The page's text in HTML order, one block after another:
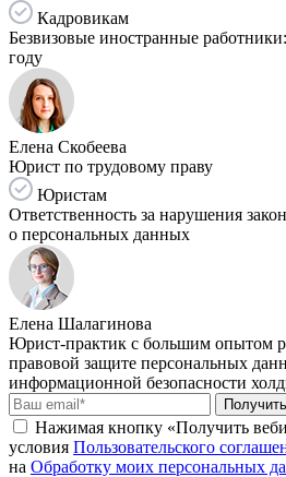
Кадровикам
Безвизовые иностранные
году
Елена Скобеева
Юрист по трудовому праву
Юристам
Ответственность за нарушения
о персональных данных
Елена Шалагинова
Юрист-практик с большим опытом
правовой защите персональных
информационной безопасности
Нажимая кнопку «Получить
условия Пользовательского
на Обработку моих персональных